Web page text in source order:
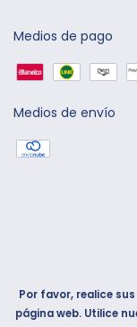
Medios de pago
Medios de envío
Por favor, realice
página web. Utilice